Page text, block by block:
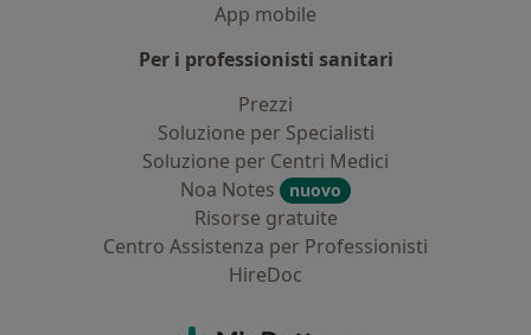
App mobile
Per i professionisti sanitari
Prezzi
Soluzione per Specialisti
Soluzione per Centri Medici
Noa Notes
nuovo
Risorse gratuite
Centro Assistenza per Professionisti
HireDoc